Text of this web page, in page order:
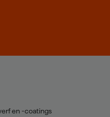
en -coatings